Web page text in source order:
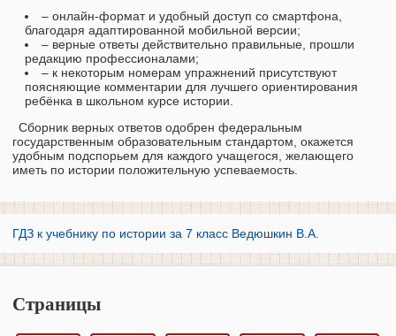
– онлайн-формат и удобный доступ со смартфона,
благодаря адаптированной мобильной версии;
– верные ответы действительно правильные, прошли
редакцию профессионалами;
– к некоторым номерам упражнений присутствуют
поясняющие комментарии для лучшего ориентирования
ребёнка в школьном курсе истории.
Сборник верных ответов одобрен федеральным
государственным образовательным стандартом, окажется
удобным подспорьем для каждого учащегося, желающего
иметь по истории положительную успеваемость.
ГДЗ к учебнику по истории за 7 класс Ведюшкин В.А.
Страницы